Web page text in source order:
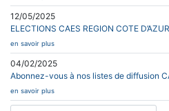
12/05/2025
ELECTIONS CAES REGION COTE
en savoir plus
04/02/2025
Abonnez-vous à nos listes de diffusion
en savoir plus